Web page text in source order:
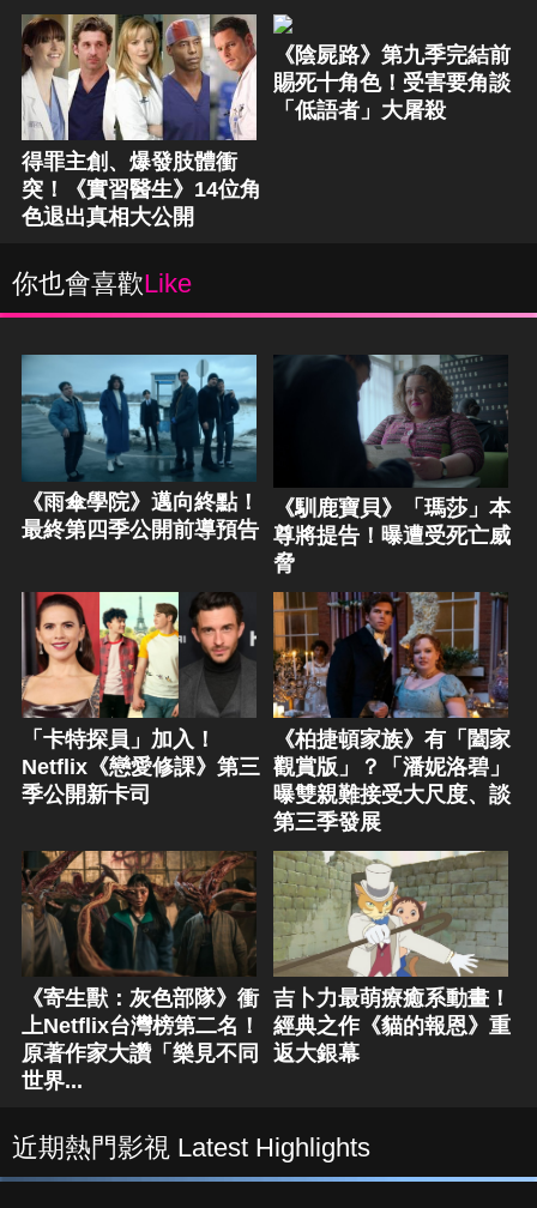
得罪主創、爆發肢體衝
突！《實習醫生》14位角
色退出真相大公開
《陰屍路》第九季完結前
賜死十角色！受害要角談
「低語者」大屠殺
你也會喜歡Like
《雨傘學院》邁向終點！
最終第四季公開前導預告
《馴鹿寶貝》「瑪莎」本
尊將提告！曝遭受死亡威
脅
「卡特探員」加入！
Netflix《戀愛修課》第三
季公開新卡司
《柏捷頓家族》有「闔家
觀賞版」？「潘妮洛碧」
曝雙親難接受大尺度、談
第三季發展
《寄生獸：灰色部隊》衝
上Netflix台灣榜第二名！
原著作家大讚「樂見不同
世界...
吉卜力最萌療癒系動畫！
經典之作《貓的報恩》重
返大銀幕
近期熱門影視 Latest Highlights